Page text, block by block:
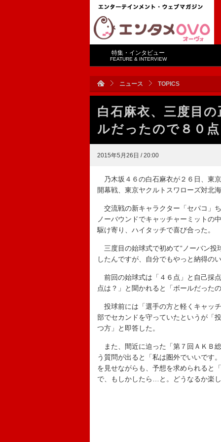
特集・インタビュー
FEATURE & INTERVIEW
ニュース TOPICS
白石麻衣、三度目
ルだったので８０
2015年5月26日 / 20:00
乃木坂４６の白石麻衣が２６日、東
開幕戦、東京ヤクルトスワローズ対北
交流戦の新キャラクター「セパコ」
ノーバウンドでキャッチャーミットの
駆け寄り、ハイタッチで喜び合った。
三度目の始球式で初めて“ノーバン投
したんですが、自分でもやっと納得の
前回の始球式は「４６点」と自己採
点は？」と聞かれると「ボールだった
投球前には「選手の方と軽くキャッ
部でセカンドを守っていたというが「
つ方」と即答した。
また、間近に迫った「第７回ＡＫＢ
う質問が出ると「私は圏外でいいです
を見せながらも、予想を求められると
で、もしかしたら…と。どうなるか楽